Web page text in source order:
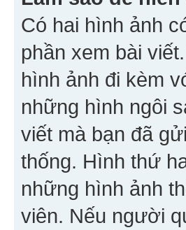
Có hai hình ảnh
phần xem bài
hình ảnh đi kèm
những hình ngôi
viết mà bạn đã
thống. Hình thứ
những hình ảnh
viên. Nếu người